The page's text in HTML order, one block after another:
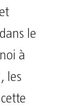
le
à
les